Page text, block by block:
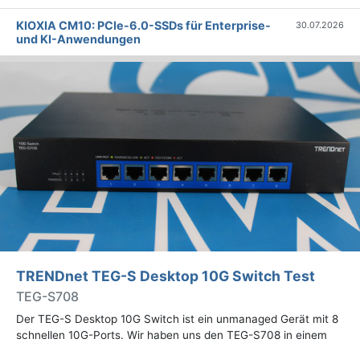
KIOXIA CM10: PCIe-6.0-SSDs für Enterprise-
und KI-Anwendungen
30.07.2026
TRENDnet TEG-S Desktop 10G Switch Test
TEG-S708
Der TEG-S Desktop 10G Switch ist ein unmanaged Gerät mit 8
schnellen 10G-Ports. Wir haben uns den TEG-S708 in einem